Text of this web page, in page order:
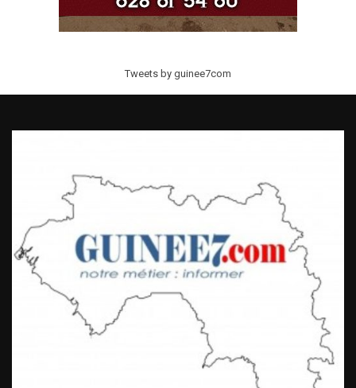
Tweets by guinee7com